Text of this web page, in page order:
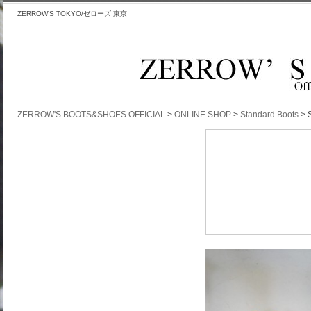
ZERROW'S TOKYO/ゼローズ 東京
ZERROW'S BOOTS&SHOES OFFICIAL > ONLINE SHOP > Standard Boots >